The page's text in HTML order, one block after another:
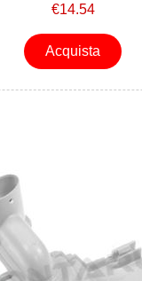
€14.54
Acquista